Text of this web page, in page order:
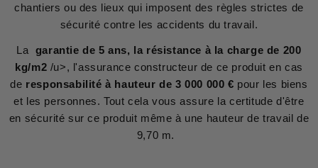
chantiers ou des lieux qui imposent des règles strictes de
sécurité contre les accidents du travail.
La garantie de 5 ans, la résistance à la charge de 200
kg/m2 /u>, l'assurance constructeur de ce produit en cas
de responsabilité à hauteur de 3 000 000 € pour les biens
et les personnes. Tout cela vous assure la certitude d'être
en sécurité sur ce produit même à une hauteur de travail de
9,70 m.